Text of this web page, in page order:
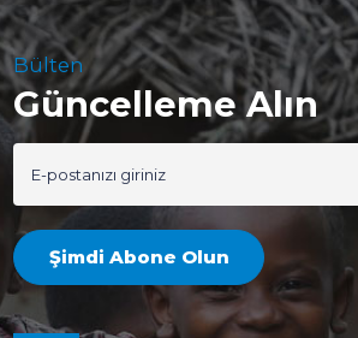
Bülten
Güncelleme Alın
Şimdi Abone Olun